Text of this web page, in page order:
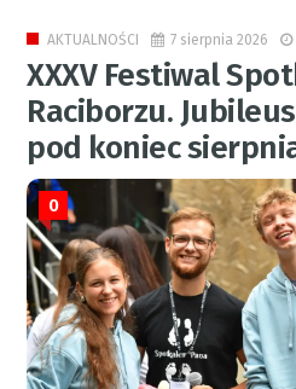
AKTUALNOŚCI 7 sierpnia 2026
XXXV Festiwal
Raciborzu.
pod koniec
0